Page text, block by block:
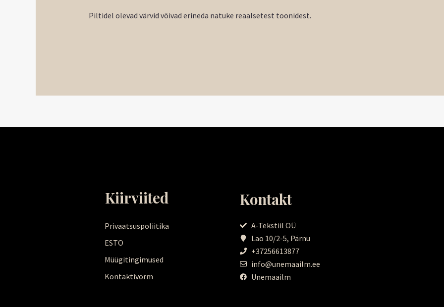
Piltidel olevad värvid võivad erineda natuke reaalsetest toonidest.
Kiirviited
Privaatsuspoliitika
ESTO
Müügitingimused
Kontaktivorm
Kontakt
A-Tekstiil OÜ
Lao 10/2-5, Pärnu
+37256613877
info@unemaailm.ee
Unemaailm